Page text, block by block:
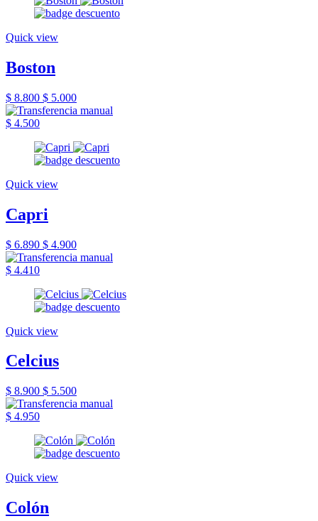
Quick view
Boston
$ 8.800 $ 5.000
$ 4.500
Quick view
Capri
$ 6.890 $ 4.900
$ 4.410
Quick view
Celcius
$ 8.900 $ 5.500
$ 4.950
Quick view
Colón